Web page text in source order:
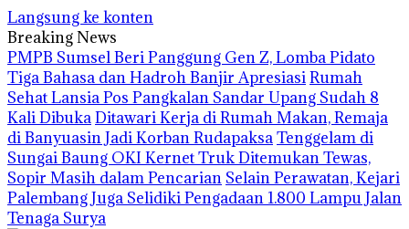
Langsung ke konten
Breaking News
PMPB Sumsel Beri Panggung Gen Z, Lomba Pidato
Tiga Bahasa dan Hadroh Banjir ApresiasiRumah
Sehat Lansia Pos Pangkalan Sandar Upang Sudah 8
Kali DibukaDitawari Kerja di Rumah Makan, Remaja
di Banyuasin Jadi Korban RudapaksaTenggelam di
Sungai Baung OKI Kernet Truk Ditemukan Tewas,
Sopir Masih dalam Pencarian Selain Perawatan, Kejari
Palembang Juga Selidiki Pengadaan 1.800 Lampu Jalan
Tenaga Surya